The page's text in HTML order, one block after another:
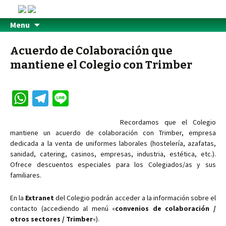
Menu
Acuerdo de Colaboración que
mantiene el Colegio con Trimber
W
at
sA
p
p
Te
gr
a
m
e
Recordamos que el Colegio
mantiene un acuerdo de colaboración con Trimber, empresa
dedicada a la venta de uniformes laborales (hostelería, azafatas,
sanidad, catering, casinos, empresas, industria, estética, etc.).
Ofrece descuentos especiales para los Colegiados/as y sus
familiares.
En la Extranetdel Colegio podrán acceder a la información sobre el
contacto (accediendo al menú «convenios de colaboración /
otros sectores / Trimber«).